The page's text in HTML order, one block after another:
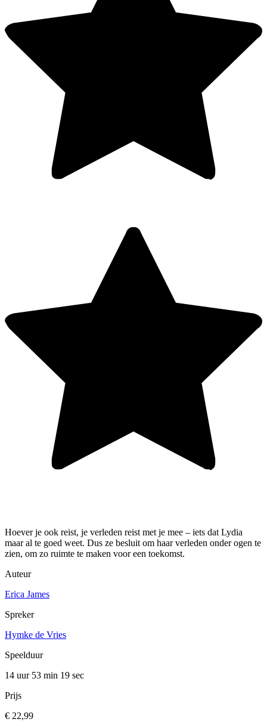
Hoever je ook reist, je verleden reist met je mee – iets dat Lydia
maar al te goed weet. Dus ze besluit om haar verleden onder ogen te
zien, om zo ruimte te maken voor een toekomst.
Auteur
Erica James
Spreker
Hymke de Vries
Speelduur
14 uur 53 min 19 sec
Prijs
€ 22,99